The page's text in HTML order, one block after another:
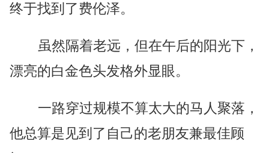
终于找到了费伦泽。
虽然隔着老远，但在午后的阳光下，
漂亮的白金色头发格外显眼。
一路穿过规模不算太大的马人聚落，
他总算是见到了自己的老朋友兼最佳顾